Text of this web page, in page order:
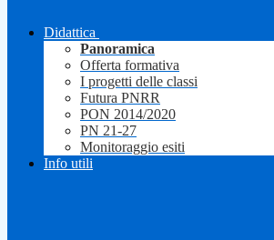
Didattica
Panoramica
Offerta formativa
I progetti delle classi
Futura PNRR
PON 2014/2020
PN 21-27
Monitoraggio esiti
Info utili